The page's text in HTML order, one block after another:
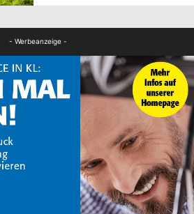
- Werbeanzeige -